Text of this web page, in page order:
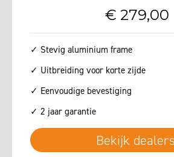
€ 279,00
✓ Stevig aluminium frame
✓ Uitbreiding voor korte zijde
✓ Eenvoudige bevestiging
✓ 2 jaar garantie
Bekijk dealers